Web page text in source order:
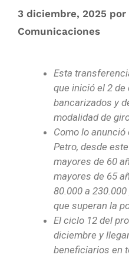
3 diciembre, 2025 por
Comunicaciones
Esta
que inició el 2
bancarizados y
modalidad de
Como lo
Petro, desde
mayores de 60
mayores de 65
80.000 a
que superan la
El ciclo 12 del
diciembre y
beneficiarios en